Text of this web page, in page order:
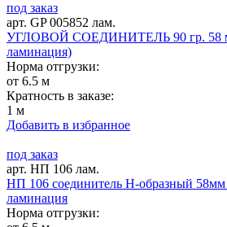
под заказ
арт. GP 005852 лам.
УГЛОВОЙ СОЕДИНИТЕЛЬ 90 гр. 58
ламинация)
Норма отгрузки:
от 6.5 м
Кратность в заказе:
1 м
Добавить в избранное
под заказ
арт. НП 106 лам.
НП 106 соединитель Н-образный 58мм
ламинация
Норма отгрузки: